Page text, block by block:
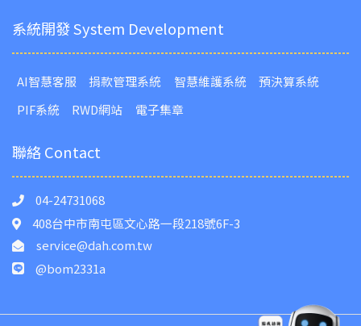
系統開發 System Development
AI智慧客服 捐款管理系統 智慧維護系統
預決算系統
PIF系統
RWD網站 電子集章
聯絡 Contact
04-24731068
408台中市南屯區文心路一段218號6F-3
service@dah.com.tw
@bom2331a